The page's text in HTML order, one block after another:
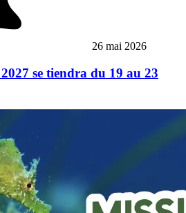
26 mai 2026
se tiendra du 19 au 23